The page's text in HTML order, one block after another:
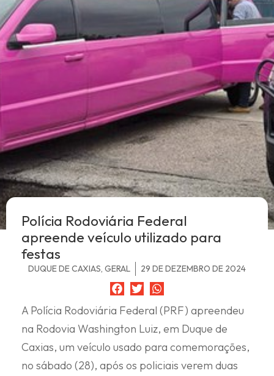
Polícia Rodoviária Federal
apreende veículo utilizado para
festas
DUQUE DE CAXIAS, GERAL 29 DE DEZEMBRO DE 2024
A Polícia Rodoviária Federal (PRF) apreendeu
na Rodovia Washington Luiz, em Duque de
Caxias, um veículo usado para comemorações,
no sábado (28), após os policiais verem duas